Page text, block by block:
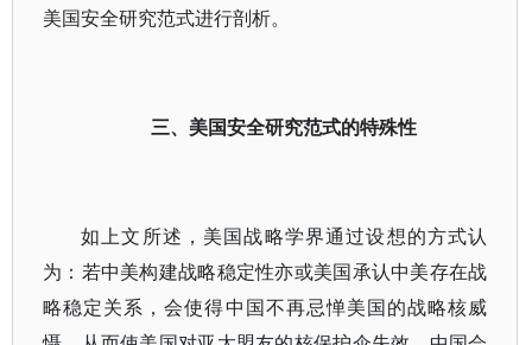
美国安全研究范式进行剖析。
三、美国安全研究范式的特殊性
如上文所述，美国战略学界通过设想的方式认
为：若中美构建战略稳定性亦或美国承认中美存在战
略稳定关系，会使得中国不再忌惮美国的战略核威